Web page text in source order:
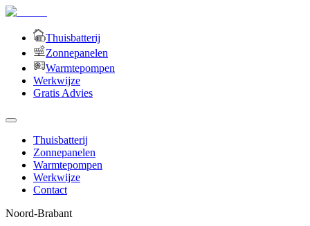
Thuisbatterij
Zonnepanelen
Warmtepompen
Werkwijze
Gratis Advies
Thuisbatterij
Zonnepanelen
Warmtepompen
Werkwijze
Contact
Noord-Brabant